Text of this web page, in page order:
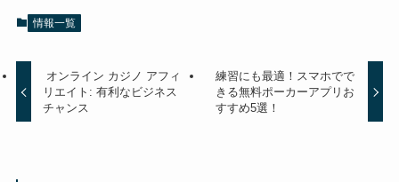
情報一覧
オンライン カジノ アフィ
リエイト: 有利なビジネス
チャンス
練習にも最適！スマホでで
きる無料ポーカーアプリお
すすめ5選！